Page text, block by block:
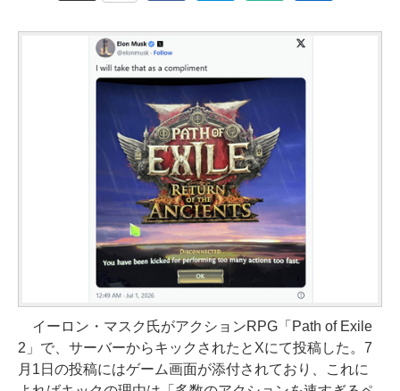
イーロン・マスク氏がアクションRPG「Path of Exile
2」で、サーバーからキックされたとXにて投稿した。7
月1日の投稿にはゲーム画面が添付されており、これに